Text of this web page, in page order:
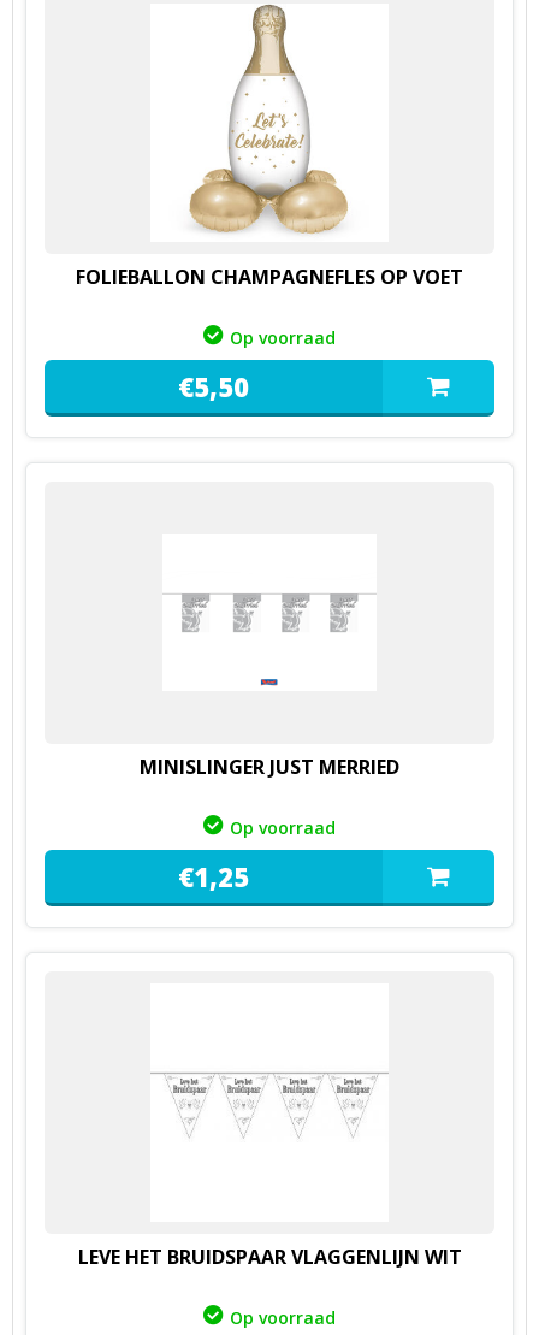
FOLIEBALLON CHAMPAGNEFLES OP VOET
Op voorraad
€5,50
MINISLINGER JUST MERRIED
Op voorraad
€1,25
LEVE HET BRUIDSPAAR VLAGGENLIJN WIT
Op voorraad